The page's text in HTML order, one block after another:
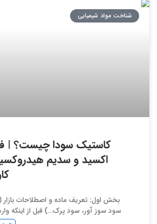
شناخت مواد شیمیایی
کاستیک سودا چیست؟ |
اکسید و سدیم
بخش اول: تعریف ماده و اصطلاحات
سود سوز آور، سود پرک…) قبل از اینکه